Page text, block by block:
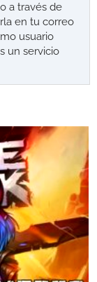
a través de
en tu correo
usuario
un servicio